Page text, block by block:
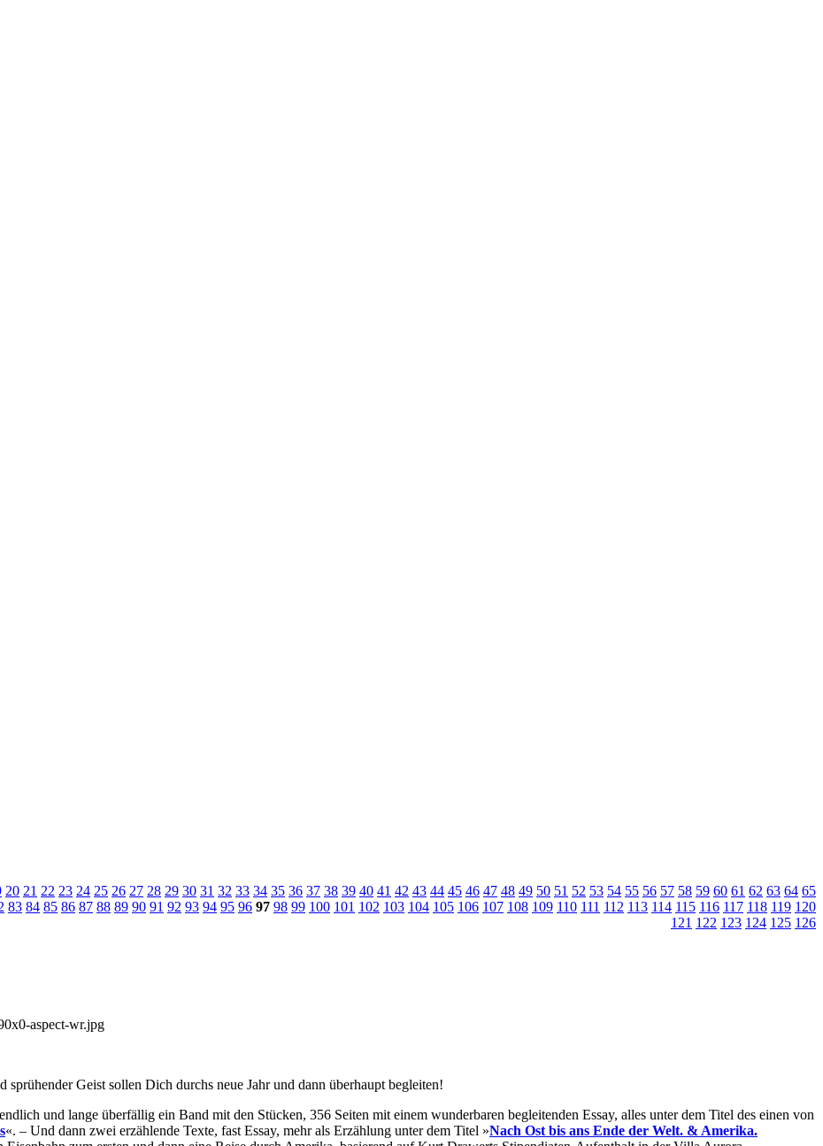
20 21 22 23 24 25 26 27 28 29 30 31 32 33 34 35 36 37 38 39 40 41 42 43 44 45 46 47 48 49 50 51 52 53 54 55 56 57 58 59 60 61 62 63 64 65
83 84 85 86 87 88 89 90 91 92 93 94 95 96 97 98 99 100 101 102 103 104 105 106 107 108 109 110 111 112 113 114 115 116 117 118 119 120
121 122 123 124 125 126
Geist sollen Dich durchs neue Jahr und dann überhaupt begleiten!
und lange überfällig ein Band mit den Stücken, 356 Seiten mit einem wunderbaren begleitenden Essay, alles unter dem Titel des einen von
«. – Und dann zwei erzählende Texte, fast Essay, mehr als Erzählung unter dem Titel »Nach Ost bis ans Ende der Welt. & Amerika.